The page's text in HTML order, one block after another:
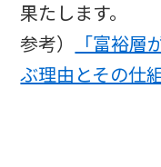
果たします。
参考）
「富裕
ぶ理由とその仕